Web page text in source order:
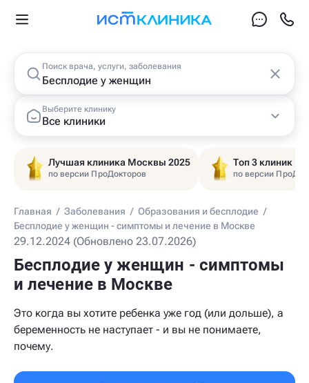
Поиск врача, услуги, заболевания
Выберите клинику
Все клиники
Лучшая клиника Москвы 2025
по версии ПроДокторов
Топ 3 клиник
по версии
Главная / Заболевания / Образования и бесплодие /
Бесплодие у женщин - симптомы и лечение в Москве
29.12.2024 (Обновлено 23.07.2026)
Бесплодие у женщин - симптомы
и лечение в Москве
Это когда вы хотите ребенка уже год (или дольше), а
беременность не наступает - и вы не понимаете,
почему.